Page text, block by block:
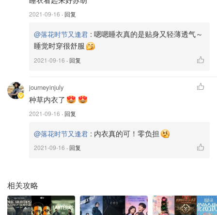
👗产品款式
这次众测的款式：
酒红色针织真丝睡衣套装 S码
2021-09-16 · 回复
@落花时节又逢君 : 嗯嗯睡衣真的是贴身又轻薄透气～
睡觉时穿很舒服
2021-09-16 · 回复
journeyinjuly
种草内衣了
2021-09-16 · 回复
@落花时节又逢君 : 内衣真的可！零负担
2021-09-16 · 回复
相关攻略